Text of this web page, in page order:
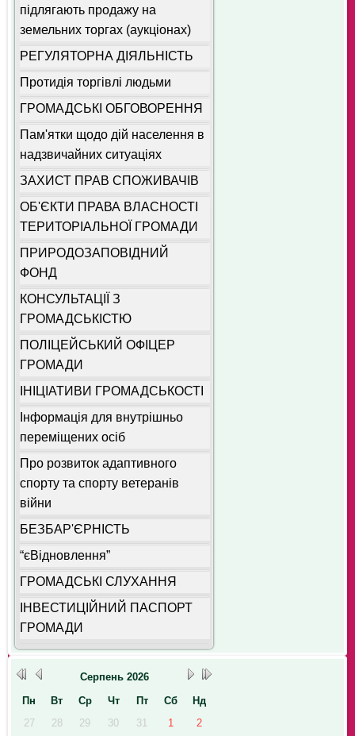
підлягають продажу на
земельних торгах (аукціонах)
РЕГУЛЯТОРНА ДІЯЛЬНІСТЬ
Протидія торгівлі людьми
ГРОМАДСЬКІ ОБГОВОРЕННЯ
Пам'ятки щодо дій населення в
надзвичайних ситуаціях
ЗАХИСТ ПРАВ СПОЖИВАЧІВ
ОБ'ЄКТИ ПРАВА ВЛАСНОСТІ
ТЕРИТОРІАЛЬНОЇ ГРОМАДИ
ПРИРОДОЗАПОВІДНИЙ
ФОНД
КОНСУЛЬТАЦІЇ З
ГРОМАДСЬКІСТЮ
ПОЛІЦЕЙСЬКИЙ ОФІЦЕР
ГРОМАДИ
ІНІЦІАТИВИ ГРОМАДСЬКОСТІ
Інформація для внутрішньо
переміщених осіб
Про розвиток адаптивного
спорту та спорту ветеранів
війни
БЕЗБАР'ЄРНІСТЬ
“єВідновлення”
ГРОМАДСЬКІ СЛУХАННЯ
ІНВЕСТИЦІЙНИЙ ПАСПОРТ
ГРОМАДИ
Серпень 2026
Пн
Вт Ср Чт Пт Сб
Нд
27
28 29 30 31 1 2